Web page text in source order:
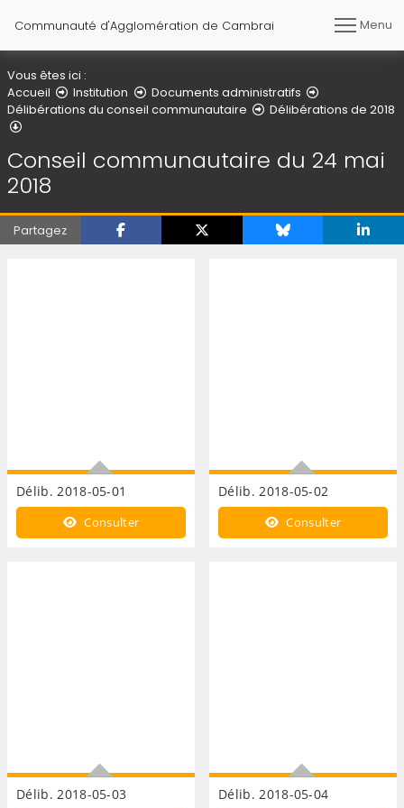
Communauté d'Agglomération de Cambrai Menu
Vous êtes ici :
Accueil
Institution
Documents administratifs
Délibérations du conseil communautaire
Délibérations de 2018
Conseil communautaire du 24 mai
2018
Partagez
Délib. 2018-05-01
Reconversion BA 103
desserte ENEDIS
Consulter
Délib. 2018-05-02
Reconversion BA 103
demande de financement
Consulter
Délib. 2018-05-03
Délib. 2018-05-04